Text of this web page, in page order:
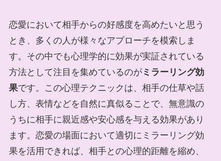
恋愛において相手からの好感度を高めたいと思う
とき、多くの人が様々なアプローチを模索しま
す。その中でも心理学的に効果が実証されている
方法として注目を集めているのがミラーリング効
果です。この心理テクニックは、相手の仕草や話
し方、表情などを自然に真似ることで、無意識の
うちに相手に親近感や安心感を与える効果があり
ます。恋愛の場面において適切にミラーリング効
果を活用できれば、相手との心理的距離を縮め、